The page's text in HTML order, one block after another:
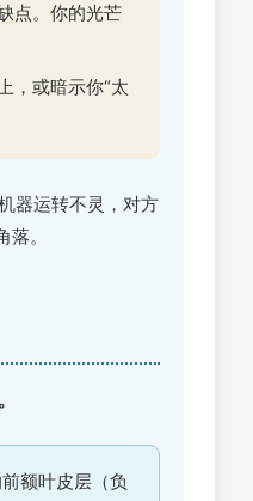
点。你的光芒
，或暗示你“太
器运转不灵，对方
。
额叶皮层（负